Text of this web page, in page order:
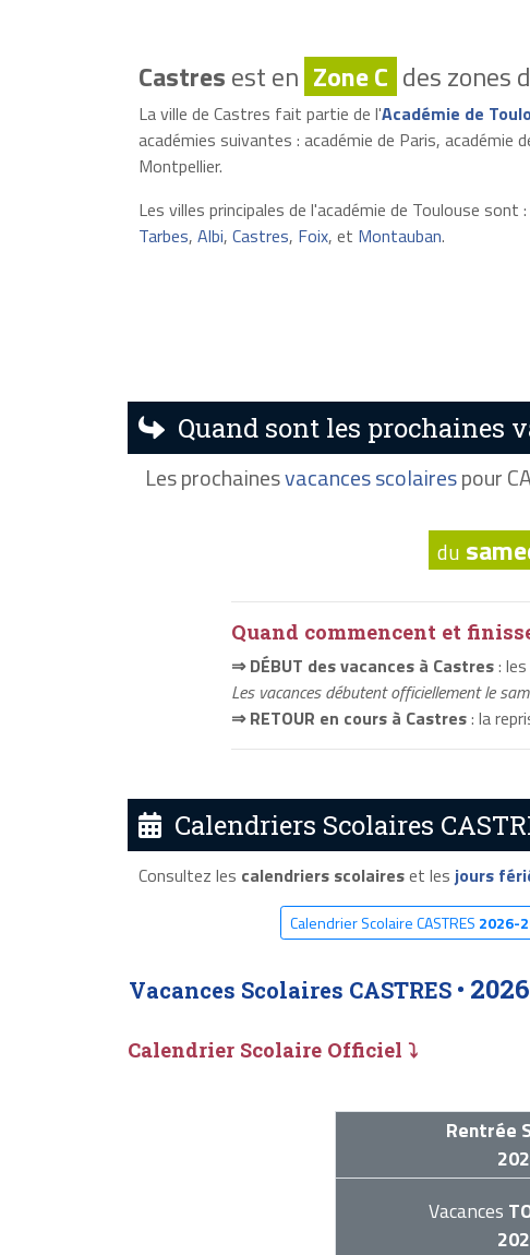
Castresest en Zone C des zones
La ville de Castres fait partie de l'Académie de
académies suivantes : académie de Paris, académie
Montpellier.
Les villes principales de l'académie de Toulouse sont :
Tarbes, Albi, Castres, Foix, et Montauban.
Quand sont les prochaines
Les prochainesvacances scolairespour
du
Quand commencent et
⇒ DÉBUT des vacances à Castres:
Les vacances débutent officiellement le
⇒ RETOUR en cours à Castres: la
Calendriers Scolaires
Consultez les calendriers scolaireset les jours
Calendrier Scolaire CASTRES 2026-
Vacances Scolaires CASTRES •
Calendrier Scolaire Officiel ⤵
Rentrée
Vacances